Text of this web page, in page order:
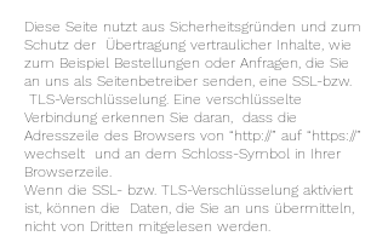
Diese Seite nutzt aus Sicherheitsgründen und zum
Schutz der Übertragung vertraulicher Inhalte, wie
zum Beispiel Bestellungen oder Anfragen, die Sie
an uns als Seitenbetreiber senden, eine SSL-bzw.
TLS-Verschlüsselung. Eine verschlüsselte
Verbindung erkennen Sie daran, dass die
Adresszeile des Browsers von “http://” auf “https://”
wechselt und an dem Schloss-Symbol in Ihrer
Browserzeile.
Wenn die SSL- bzw. TLS-Verschlüsselung aktiviert
ist, können die Daten, die Sie an uns übermitteln,
nicht von Dritten mitgelesen werden.